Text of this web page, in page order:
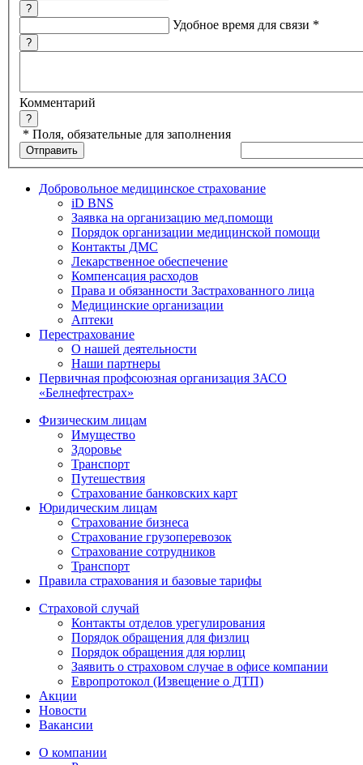
?
Удобное время для связи *
?
Комментарий
?
* Поля, обязательные для заполнения
Добровольное медицинское страхование
iD BNS
Заявка на организацию мед.помощи
Порядок организации медицинской помощи
Контакты ДМС
Лекарственное обеспечение
Компенсация расходов
Права и обязанности Застрахованного лица
Медицинские организации
Аптеки
Перестрахование
О нашей деятельности
Наши партнеры
Первичная профсоюзная организация ЗАСО
«Белнефтестрах»
Физическим лицам
Имущество
Здоровье
Транспорт
Путешествия
Страхование банковских карт
Юридическим лицам
Страхование бизнеса
Страхование грузоперевозок
Страхование сотрудников
Транспорт
Правила страхования и базовые тарифы
Страховой случай
Контакты отделов урегулирования
Порядок обращения для физлиц
Порядок обращения для юрлиц
Заявить о страховом случае в офисе компании
Европротокол (Извещение о ДТП)
Акции
Новости
Вакансии
О компании